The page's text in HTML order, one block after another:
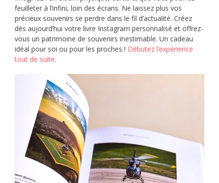
feuilleter à l’infini, loin des écrans. Ne laissez plus vos
précieux souvenirs se perdre dans le fil d’actualité. Créez
dès aujourd’hui votre livre Instagram personnalisé et offrez-
vous un patrimoine de souvenirs inestimable. Un cadeau
idéal pour soi ou pour les proches ! Débutez l’expérience
tout de suite.